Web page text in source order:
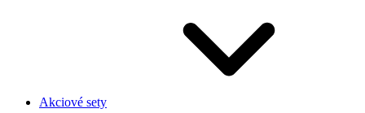
Akciové sety